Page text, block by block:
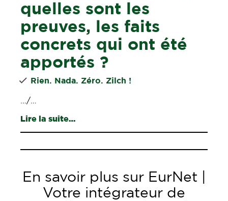
quelles sont les
preuves, les faits
concrets qui ont été
apportés ?
Rien. Nada. Zéro. Zilch !
…/…
Lire la suite…
En savoir plus sur EurNet |
Votre intégrateur de